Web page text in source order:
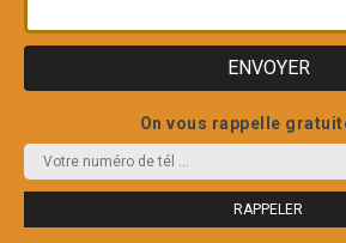
On vous rappelle